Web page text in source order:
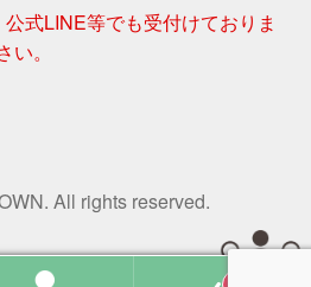
式LINE等でも受付けておりま
。
All rights reserved.